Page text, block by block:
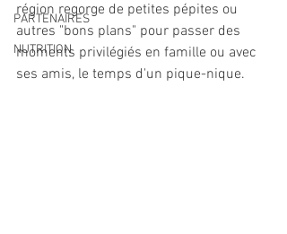
PARTENAIRES
NUTRITION
région regorge de petites pépites ou
autres "bons plans" pour passer des
moments privilégiés en famille ou avec
ses amis, le temps d'un pique-nique.